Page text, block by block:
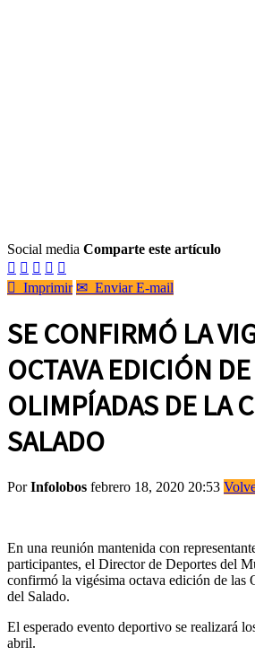
Social media Comparte este artículo
    
 Imprimir ✉ Enviar E-mail
SE CONFIRMÓ LA
OCTAVA EDICIÓN
OLIMPÍADAS DE LA
SALADO
PorInfolobos febrero 18, 2020 20:53
En una reunión mantenida con
participantes, el Director de Deportes del
confirmó la vigésima octava edición de las
del Salado.
El esperado evento deportivo se realizará
abril.